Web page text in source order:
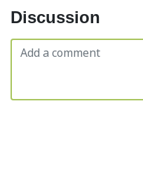
Discussion